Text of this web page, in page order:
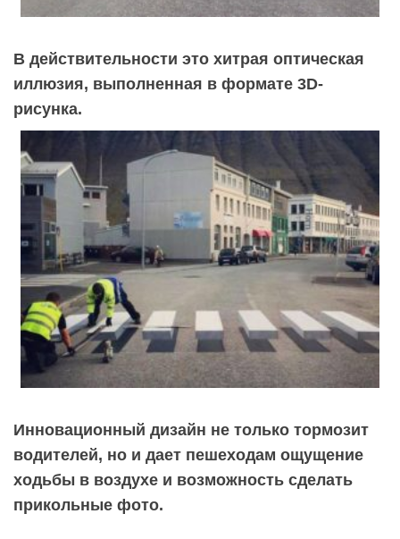
В действительности это хитрая оптическая
иллюзия, выполненная в формате 3D-
рисунка.
Инновационный дизайн не только тормозит
водителей, но и дает пешеходам ощущение
ходьбы в воздухе и возможность сделать
прикольные фото.